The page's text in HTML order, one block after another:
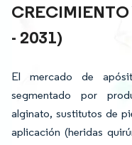
- 2031)
El mercado de
segmentado por
alginato, sustitutos de
aplicación (heridas